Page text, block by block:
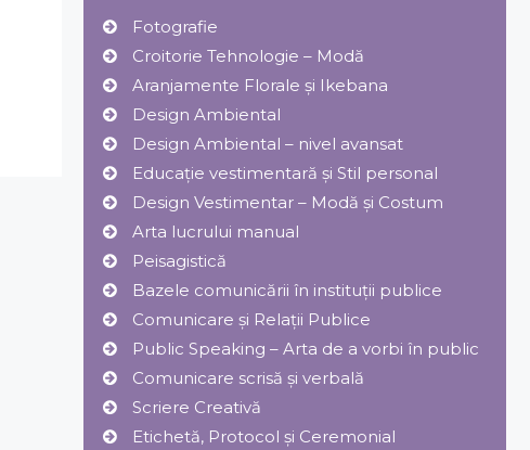
Fotografie
Croitorie Tehnologie – Modă
Aranjamente Florale şi Ikebana
Design Ambiental
Design Ambiental – nivel avansat
Educație vestimentară și Stil personal
Design Vestimentar – Modă şi Costum
Arta lucrului manual
Peisagistică
Bazele comunicării în instituții publice
Comunicare și Relaţii Publice
Public Speaking – Arta de a vorbi în public
Comunicare scrisă și verbală
Scriere Creativă
Etichetă, Protocol şi Ceremonial